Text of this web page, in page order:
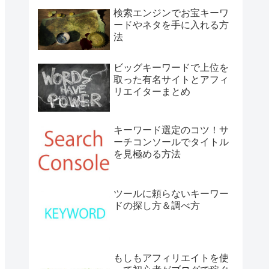
検索エンジンでお宝キーワ
ードやネタを手に入れる方
法
ビッグキーワードで上位を
取った有名サイトとアフィ
リエイターまとめ
キーワード選定のコツ！サ
ーチコンソールでタイトル
を見極める方法
ツールに頼らないキーワー
ドの探し方＆調べ方
もしもアフィリエイトを使